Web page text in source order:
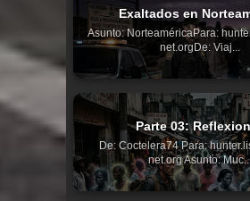
Exaltados en
Asunto: NorteaméricaPara:
net.orgDe: Viaj...
Parte 03:
De: Coctelera74 Para:
net.org Asunto: